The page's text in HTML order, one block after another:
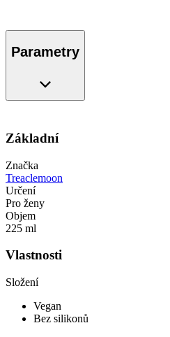
Parametry
Základní
Značka
Treaclemoon
Určení
Pro ženy
Objem
225 ml
Vlastnosti
Složení
Vegan
Bez silikonů